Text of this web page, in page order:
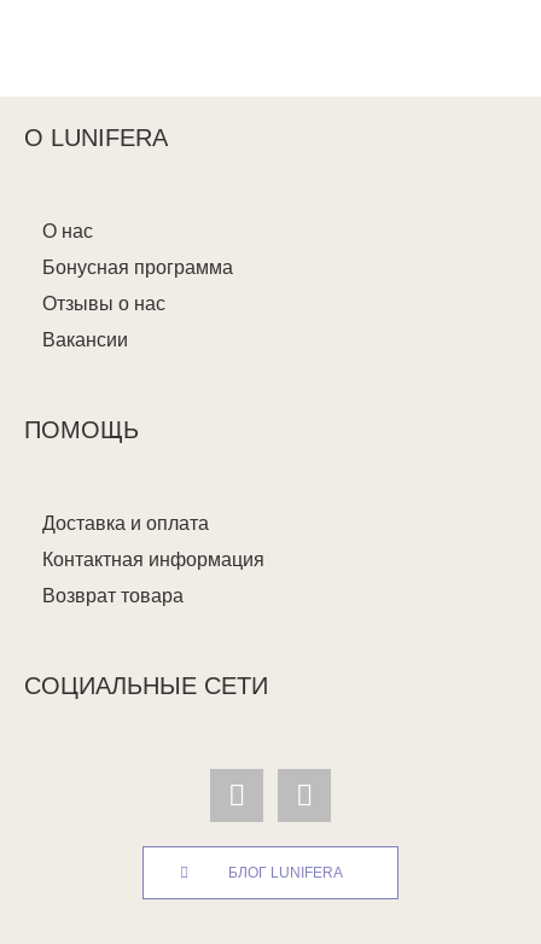
О LUNIFERA
О нас
Бонусная программа
Отзывы о нас
Вакансии
ПОМОЩЬ
Доставка и оплата
Контактная информация
Возврат товара
СОЦИАЛЬНЫЕ СЕТИ
БЛОГ LUNIFERA